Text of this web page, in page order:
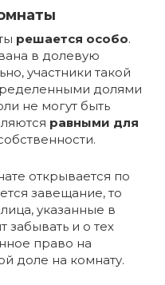
решается особо.
в долевую
участники такой
долями
не могут быть
равными для
открывается по
завещание, то
указанные в
забывать и о тех
право на
доле на комнату.